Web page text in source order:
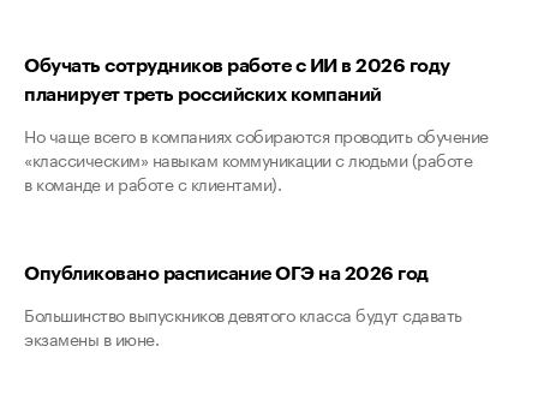
Обучать сотрудников работе с ИИ в 2026 году
планирует треть российских компаний
Но чаще всего в компаниях собираются проводить обучение
«классическим» навыкам коммуникации с людьми (работе
в команде и работе с клиентами).
Опубликовано расписание ОГЭ на 2026 год
Большинство выпускников девятого класса будут сдавать
экзамены в июне.